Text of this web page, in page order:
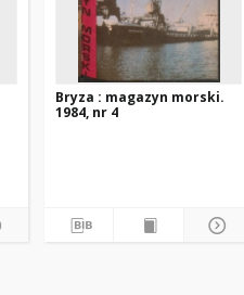
Bryza : magazyn morski.
1984, nr 4